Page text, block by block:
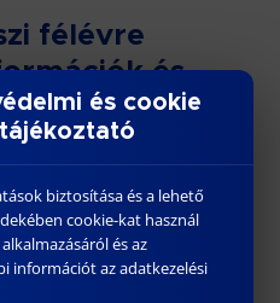
félévre
és
és cookie
tájékoztató
biztosítása és a lehető
cookie-kat használ
és az
információt az adatkezelési